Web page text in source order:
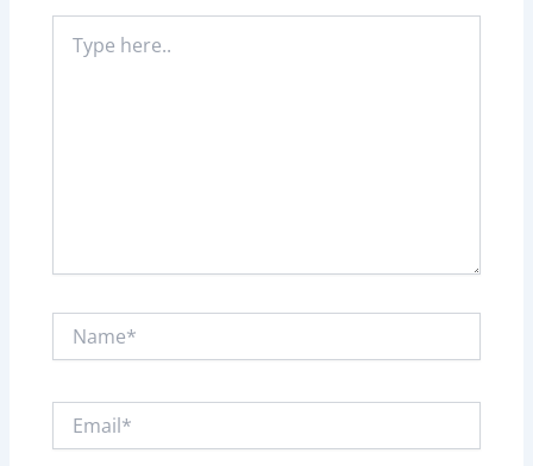
here..